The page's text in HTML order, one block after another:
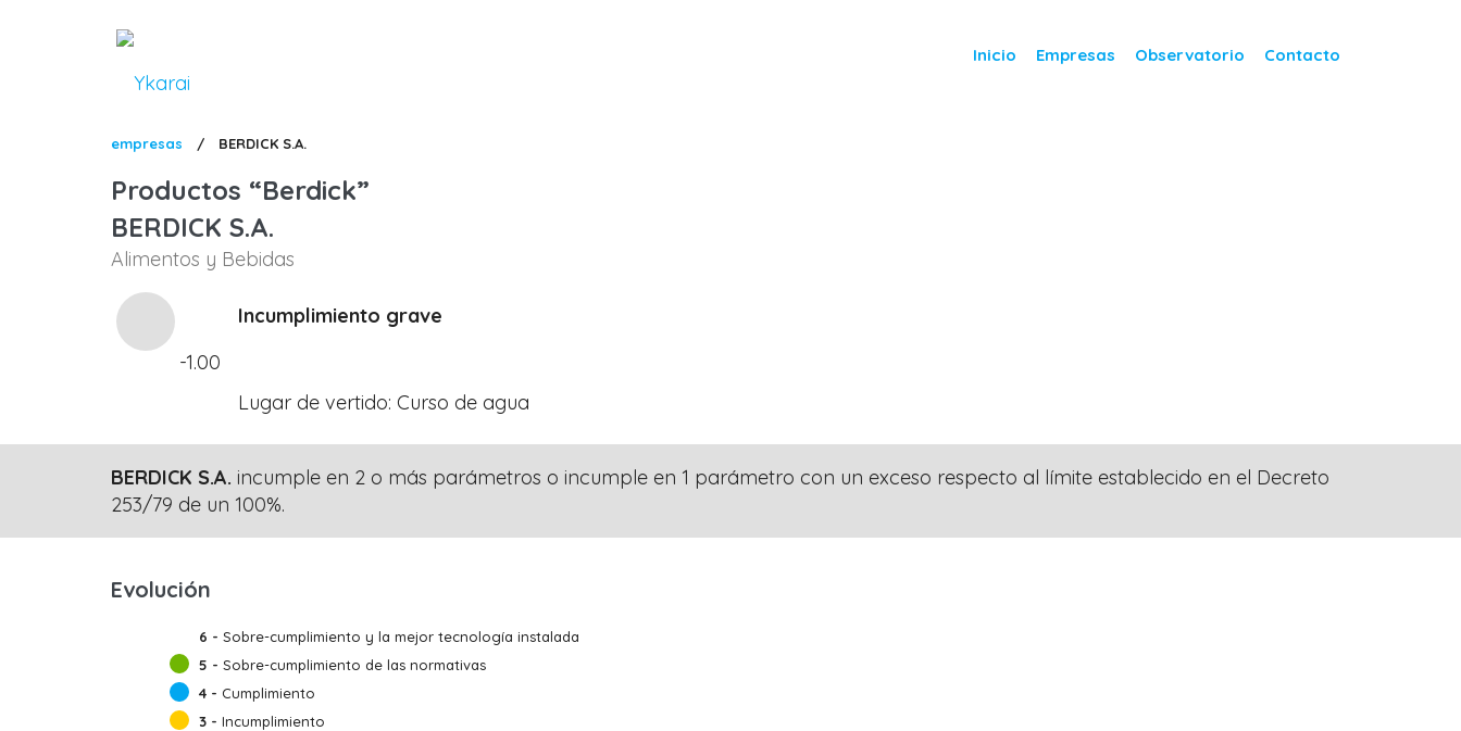
Inicio Empresas Observatorio Contacto
Sobrescribir
enlaces
de
ayuda
a
la
navegación
empresas / BERDICK S.A.
Productos
Berdick
BERDICK S.A.
Alimentos y Bebidas
Incumplimiento grave
-1.00
Lugar de vertido Curso de agua
BERDICK S.A. incumple en 2 o más parámetros o incumple en 1 parámetro con un exceso respecto al límite establecido en el Decreto
253/79 de un 100%.
Evolución
6 - Sobre-cumplimiento y la mejor tecnología instalada
5 - Sobre-cumplimiento de las normativas
4 - Cumplimiento
3 - Incumplimiento